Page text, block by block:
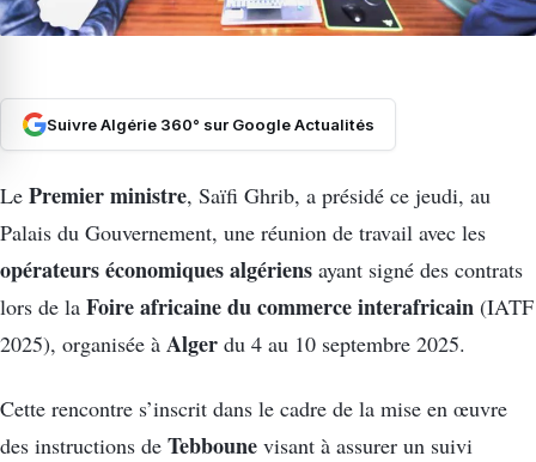
Suivre Algérie 360° sur Google Actualités
Le Premier ministre, Saïfi Ghrib, a présidé ce jeudi, au
Palais du Gouvernement, une réunion de travail avec les
opérateurs économiques algériens ayant signé des contrats
lors de la Foire africaine du commerce interafricain (IATF
2025), organisée à Alger du 4 au 10 septembre 2025.
Cette rencontre s’inscrit dans le cadre de la mise en œuvre
des instructions de Tebboune visant à assurer un suivi